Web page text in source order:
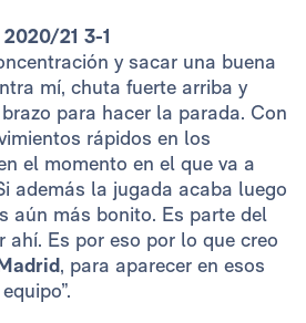
21 3-1
y sacar una buena
mí, chuta fuerte arriba y
para hacer la parada. Con
rápidos en los
el momento en el que va a
además la jugada acaba luego
aún más bonito. Es parte del
ahí. Es por eso por lo que creo
, para aparecer en esos